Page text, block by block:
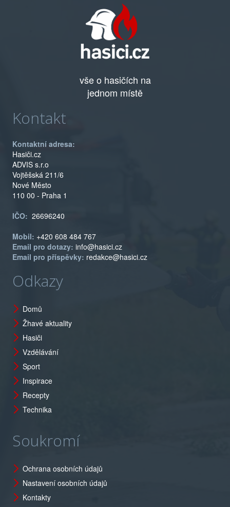
vše o hasičích na
jednom místě
Kontakt
Kontaktní adresa:
Hasiči.cz
ADVIS s.r.o
Vojtěšská 211/6
Nové Město
110 00 - Praha 1
IČO: 26696240
Mobil: +420 608 484 767
Email pro dotazy: info@hasici.cz
Email pro příspěvky: redakce@hasici.cz
Odkazy
Domů
Žhavé aktuality
Hasiči
Vzdělávání
Sport
Inspirace
Recepty
Technika
Soukromí
Ochrana osobních údajů
Nastavení osobních údajů
Kontakty